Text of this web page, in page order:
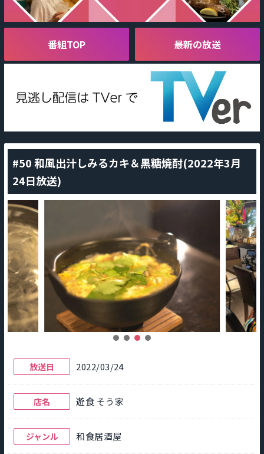
番組表を見る
番組TOP 最新の放送
#50 和風出汁しみるカキ＆黒糖焼酎(2022年3月
24日放送)
放送日 2022/03/24
店名 遊食 そう家
ジャンル 和食居酒屋